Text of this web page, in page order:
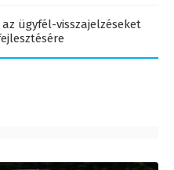
ügyfél-visszajelzéseket